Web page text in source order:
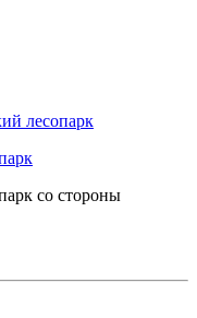
со стороны